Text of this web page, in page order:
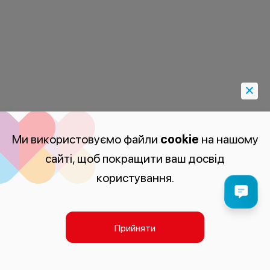
Ми використовуємо файли cookie на нашому
сайті, щоб покращити ваш досвід
користування.
Прийняти